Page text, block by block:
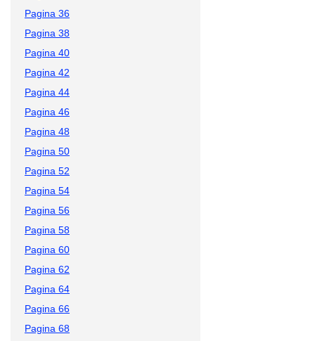
Pagina 36
Pagina 38
Pagina 40
Pagina 42
Pagina 44
Pagina 46
Pagina 48
Pagina 50
Pagina 52
Pagina 54
Pagina 56
Pagina 58
Pagina 60
Pagina 62
Pagina 64
Pagina 66
Pagina 68